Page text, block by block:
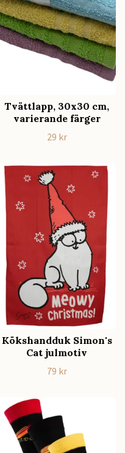
Tvättlapp, 30x30 cm,
varierande färger
29 kr
Kökshandduk Simon's
Cat julmotiv
79 kr